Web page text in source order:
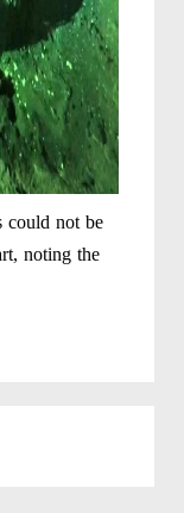
not be
noting the